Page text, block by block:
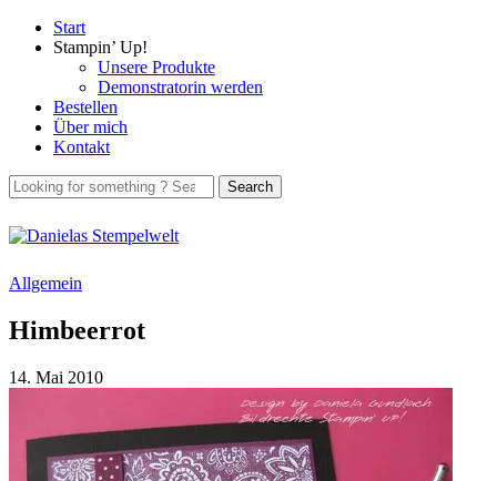
Start
Stampin’ Up!
Unsere Produkte
Demonstratorin werden
Bestellen
Über mich
Kontakt
Allgemein
Himbeerrot
14. Mai 2010